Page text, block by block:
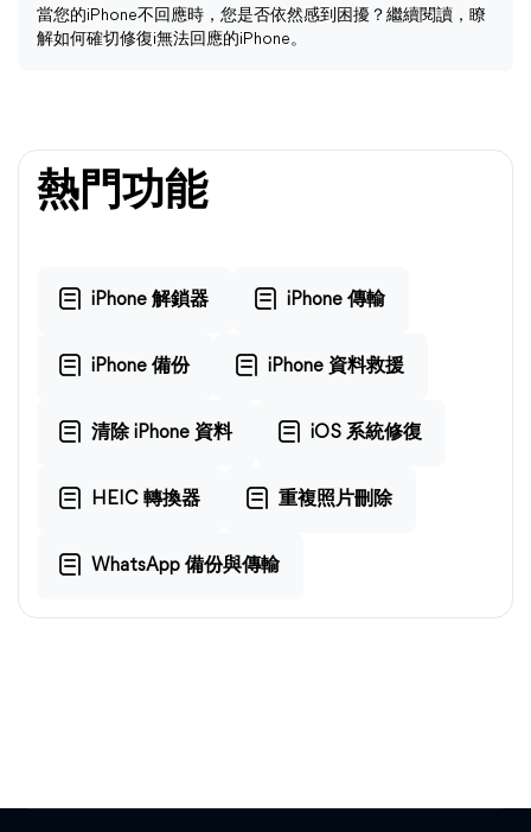
當您的iPhone不回應時，您是否依然感到困擾？繼續閱讀，瞭
解如何確切修復i無法回應的iPhone。
熱門功能
iPhone 解鎖器 iPhone 傳輸
iPhone 備份 iPhone 資料救援
清除 iPhone 資料 iOS 系統修復
HEIC 轉換器 重複照片刪除
WhatsApp 備份與傳輸